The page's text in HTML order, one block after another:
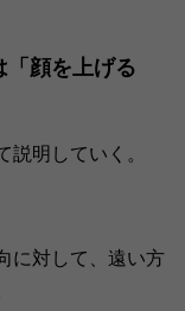
「顔を上げる
説明していく。
に対して、遠い方